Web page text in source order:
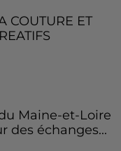
COUTURE ET
Maine-et-Loire
des échanges...